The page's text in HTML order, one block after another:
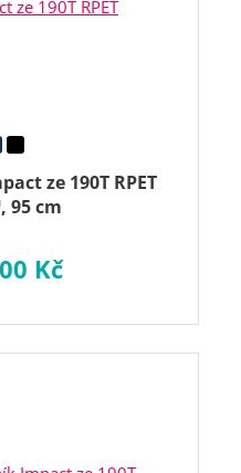
ze 190T RPET
95 cm
Kč